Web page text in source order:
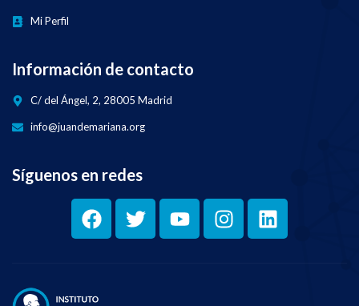
Mi Perfil
Información de contacto
C/ del Ángel, 2, 28005 Madrid
info@juandemariana.org
Síguenos en redes